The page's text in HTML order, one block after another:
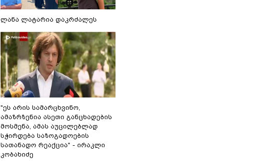
ლანა ლატარია დაკრძალეს
"ეს არის სამარცხვინო,
ამაზრზენია ასეთი განცხადების
მოსმენა, ამას აუცილებლად
სჭირდება საზოგადოების
სათანადო რეაქცია" - ირაკლი
კობახიძე